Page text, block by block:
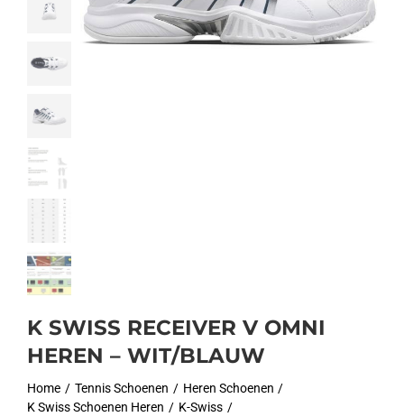
K SWISS RECEIVER V OMNI
HEREN – WIT/BLAUW
Home Tennis Schoenen
Heren Schoenen
K Swiss Schoenen Heren
K-Swiss